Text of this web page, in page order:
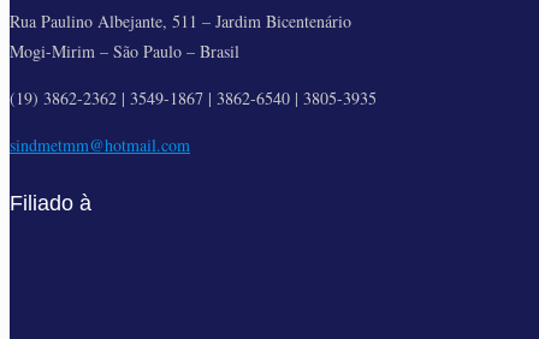
Rua Paulino Albejante, 511 – Jardim Bicentenário
Mogi-Mirim – São Paulo – Brasil
(19) 3862-2362 | 3549-1867 | 3862-6540 | 3805-3935
sindmetmm@hotmail.com
Filiado à